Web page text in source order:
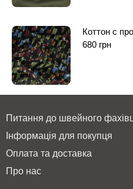
Коттон с
680 грн
Питання до швейного
Інформація для покупця
Оплата та доставка
Про нас